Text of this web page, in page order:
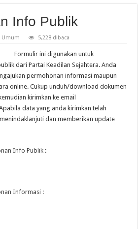
Info Publik
Umum 5,228 dibaca
Formulir ini digunakan untuk
dari Partai Keadilan Sejahtera. Anda
permohonan informasi maupun
online. Cukup unduh/download dokumen
kirimkan ke email
data yang anda kirimkan telah
dan memberikan update
Info Publik :
Informasi :